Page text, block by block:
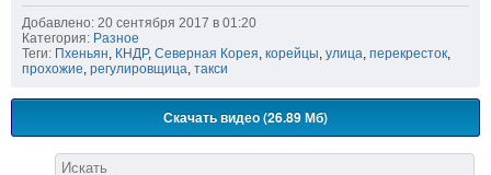
Добавлено: 20 сентября 2017 в 01:20
Категория: Разное
Теги: Пхеньян, КНДР, Северная Корея, корейцы, улица, перекресток,
прохожие, регулировщица, такси
Скачать видео (26.89 Мб)